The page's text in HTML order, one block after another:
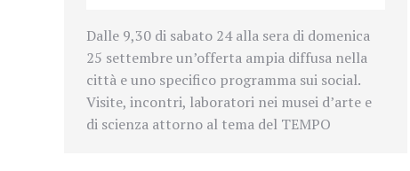
Dalle 9,30 di sabato 24 alla sera di domenica
25 settembre un’offerta ampia diffusa nella
città e uno specifico programma sui social.
Visite, incontri, laboratori nei musei d’arte e
di scienza attorno al tema del TEMPO